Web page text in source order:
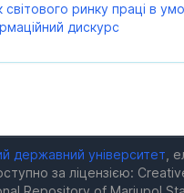
ринку праці в
дискурс
державний університет ,
за ліцензією: